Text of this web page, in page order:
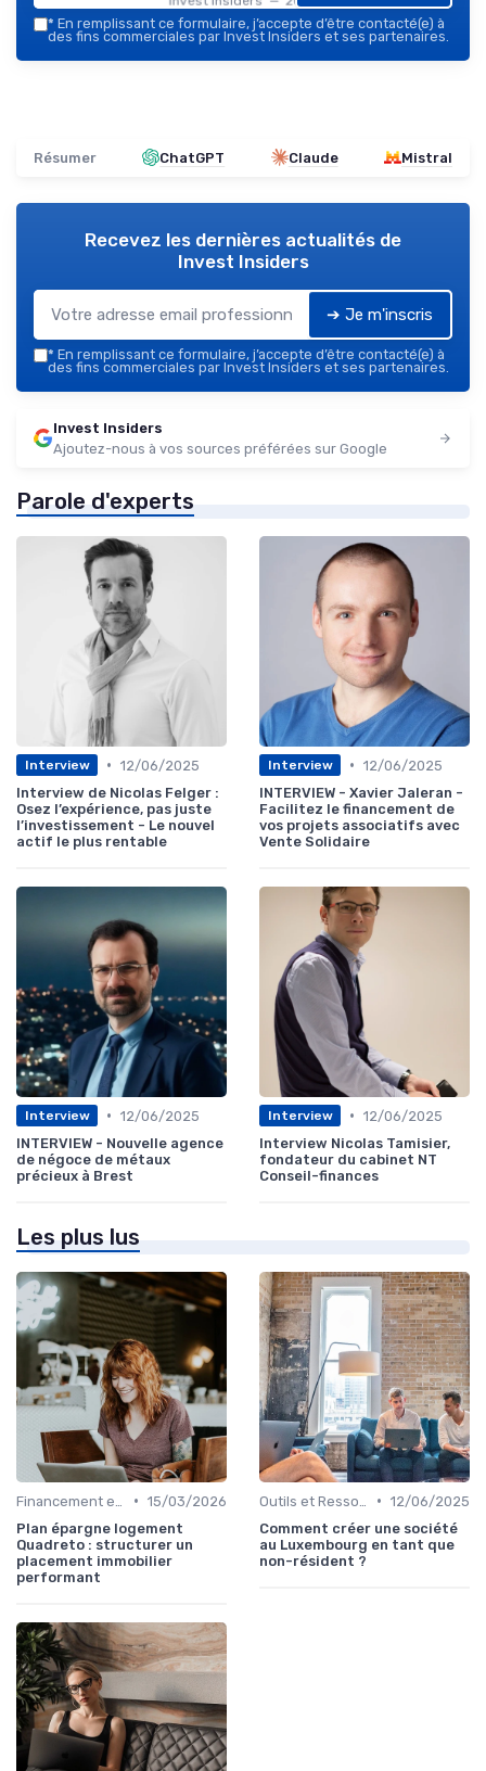
* En remplissant ce formulaire, j’accepte d’être contacté(e) à
des fins commerciales par Invest Insiders et ses partenaires.
Résumer ChatGPT Claude Mistral
Recevez les dernières actualités de
Invest Insiders
➔ Je m'inscris
* En remplissant ce formulaire, j’accepte d’être contacté(e) à
des fins commerciales par Invest Insiders et ses partenaires.
Invest Insiders
Ajoutez-nous à vos sources préférées sur Google
Parole d'experts
Interview • 12/06/2025
Interview de Nicolas Felger :
Osez l’expérience, pas juste
l’investissement - Le nouvel
actif le plus rentable
Interview • 12/06/2025
INTERVIEW - Xavier Jaleran -
Facilitez le financement de
vos projets associatifs avec
Vente Solidaire
Interview • 12/06/2025
INTERVIEW - Nouvelle agence
de négoce de métaux
précieux à Brest
Interview • 12/06/2025
Interview Nicolas Tamisier,
fondateur du cabinet NT
Conseil-finances
Les plus lus
• 15/03/2026
Plan épargne logement
Quadreto : structurer un
placement immobilier
performant
• 12/06/2025
Comment créer une société
au Luxembourg en tant que
non-résident ?